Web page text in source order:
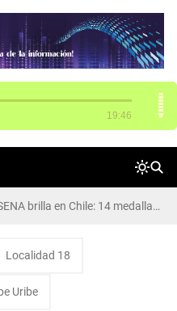
para Funza
El poder del aprendizaje SENA brilla en Chile: 14 medallas en WorldSkills Américas
Arte, cultura y participación: Rafael Uribe Uribe vivió una gran jornada de Presupuestos Participativos
Localidad 18
Uribe